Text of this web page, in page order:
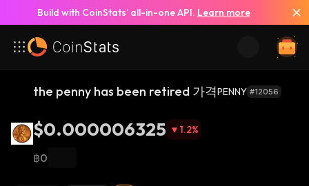
Build with CoinStats’ all-in-one API. Learn more
the penny has been retired 가격PENNY #12056
$0.000006325 1.2%
฿0